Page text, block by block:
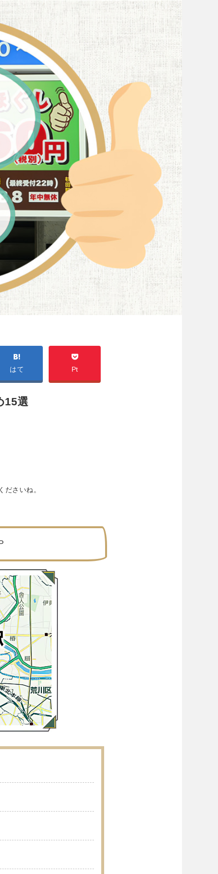
はて Pt
15選
ださいね。